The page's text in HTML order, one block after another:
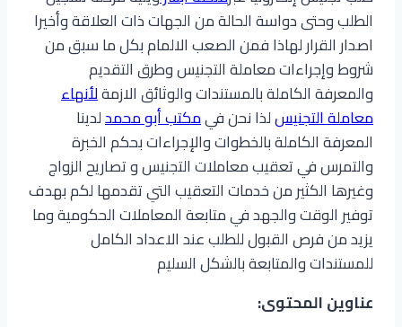
الطلب وحتى دواسة الحالة من الجهات ذات العلاقة وأخيرا
اصدار القرار لهاذا فمن الصعب الالمام بكل ما سبق من
شروط وإجراءات معاملة التجنيس وطرق التقديم
والمعرفة الكاملة بالمستندات والوثائق الازمةلأنهاء
معاملة التجنيسلذا نحن فيمكتب أبو محمدلدينا
المعرفة الكاملة بالخطوات والإجراءات بحكم الخبرة
والتمرس في تعقيب معاملات التجنيس و تصاريح الزواج
وغيرها الكثير من خدمات التعقيب التي تقدمها لكم بهدف
توفير الوقت والجهد في متابعة المعاملات الحكومية وما
يزيد من فرص القبول للطلب عند الاعداد الكامل
للمستندات والمتابعة بالشكل السليم
عناوين المحتوى: